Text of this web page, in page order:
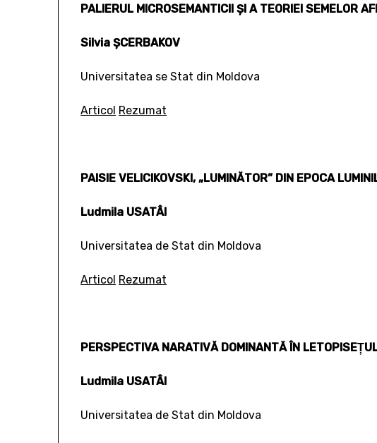
PALIERUL MICROSEMANTICII ŞI A TEORIEI SEMELOR
Silvia ŞCERBAKOV
Universitatea se Stat din Moldova
Articol Rezumat
PAISIE VELICIKOVSKI, „LUMINĂTOR” DIN EPOCA
Ludmila USATÂI
Universitatea de Stat din Moldova
Articol Rezumat
PERSPECTIVA NARATIVĂ DOMINANTĂ ÎN
Ludmila USATÂI
Universitatea de Stat din Moldova